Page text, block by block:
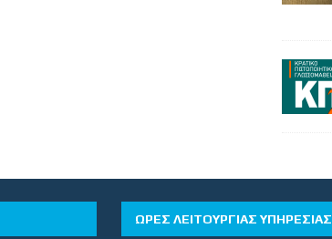
ΏΡΕΣ ΛΕΙΤΟΥΡΓΊΑΣ ΥΠΗΡΕΣΊΑΣ